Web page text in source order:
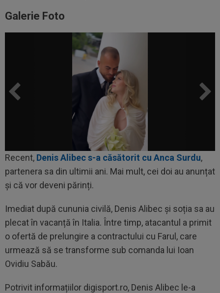
Galerie Foto
Recent, Denis Alibec s-a căsătorit cu Anca Surdu,
partenera sa din ultimii ani. Mai mult, cei doi au anunțat
și că vor deveni părinți.
Imediat după cununia civilă, Denis Alibec și soția sa au
plecat în vacanță în Italia. Între timp, atacantul a primit
o ofertă de prelungire a contractului cu Farul, care
urmează să se transforme sub comanda lui Ioan
Ovidiu Sabău.
Potrivit informațiilor digisport.ro, Denis Alibec le-a